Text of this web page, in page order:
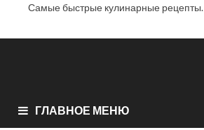
Самые быстрые кулинарные рецепты.
ГЛАВНОЕ МЕНЮ